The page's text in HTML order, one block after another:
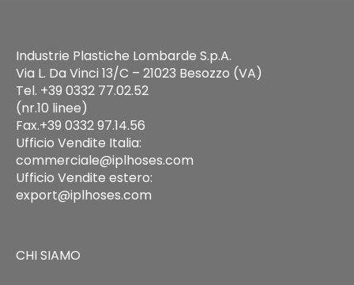
Industrie Plastiche Lombarde S.p.A.
Via L. Da Vinci 13/C – 21023 Besozzo (VA)
Tel. +39 0332 77.02.52
(nr.10 linee)
Fax.+39 0332 97.14.56
Ufficio Vendite Italia:
commerciale@iplhoses.com
Ufficio Vendite estero:
export@iplhoses.com
CHI SIAMO